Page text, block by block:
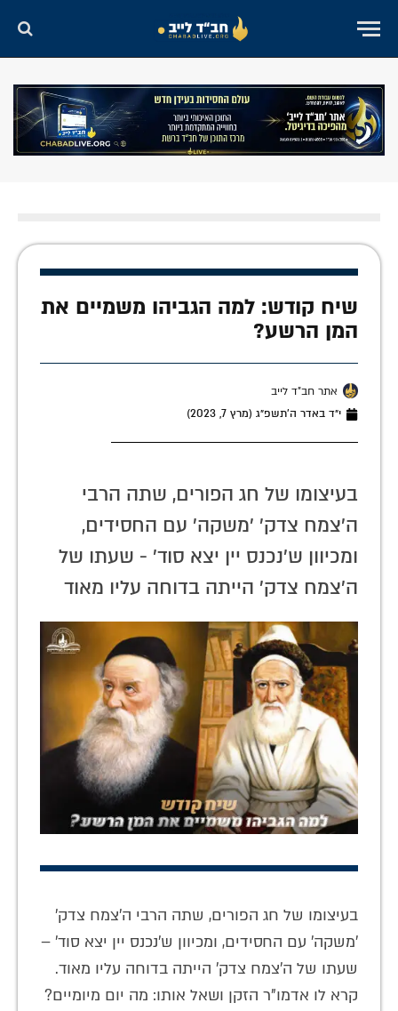
שיח קודש: למה הגביהו משמיים את
המן הרשע?
אתר חב"ד לייב
י״ד באדר ה׳תשפ״ג (מרץ 7, 2023)
בעיצומו של חג הפורים, שתה הרבי
ה'צמח צדק' 'משקה' עם החסידים,
ומכיוון ש'נכנס יין יצא סוד' - שעתו של
ה'צמח צדק' הייתה בדוחה עליו מאוד
בעיצומו של חג הפורים, שתה הרבי ה'צמח צדק'
'משקה' עם החסידים, ומכיוון ש'נכנס יין יצא סוד' –
שעתו של ה'צמח צדק' הייתה בדוחה עליו מאוד.
קרא לו אדמו"ר הזקן ושאל אותו: מה יום מיומיים?